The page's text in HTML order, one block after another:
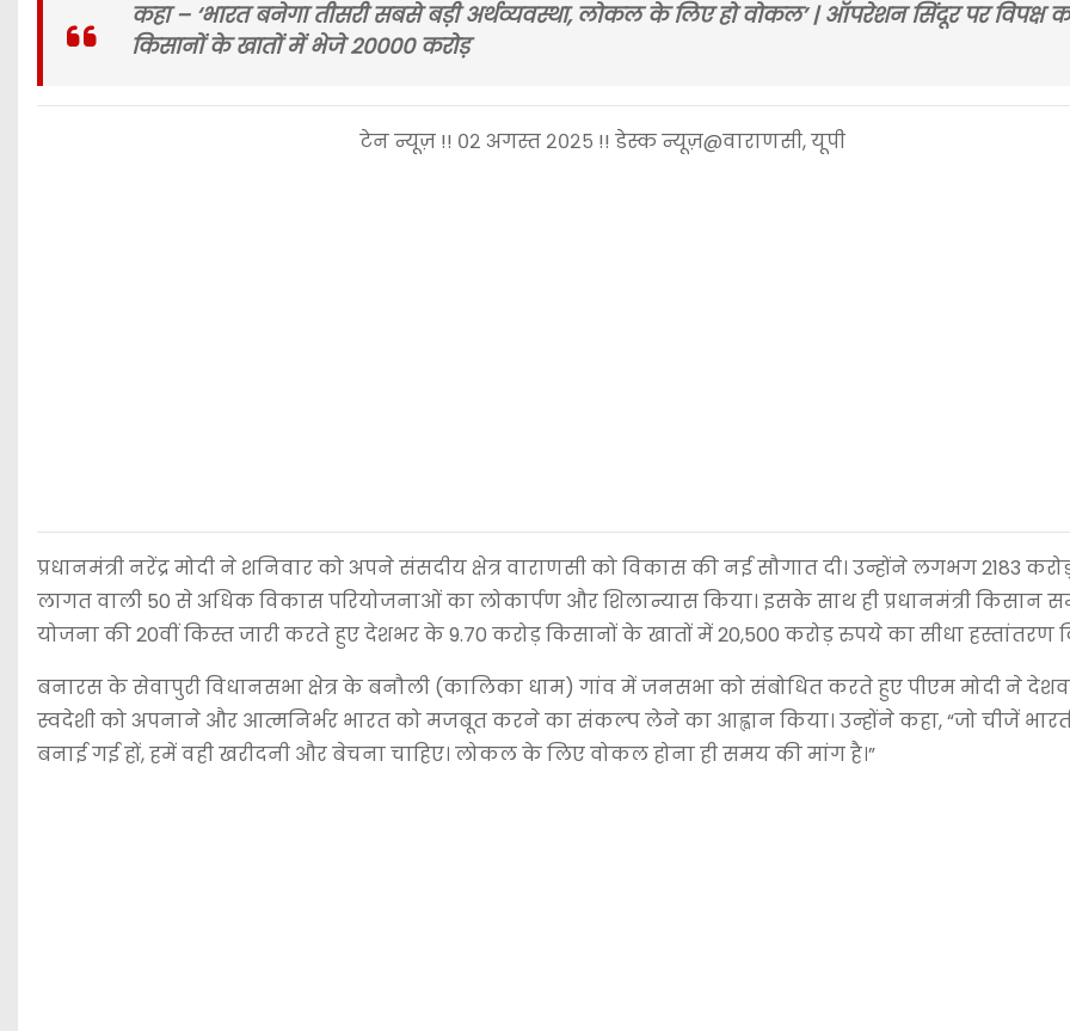
कहा – ‘भारत बनेगा तीसरी सबसे बड़ी अर्थव्यवस्था, लोकल के लिए हो वोकल’ | ऑपरेशन सिंदूर पर विपक्ष
किसानों के खातों में भेजे 20000 करोड़
टेन न्यूज़ !! ०२ अगस्त २०२५ !! डेस्क न्यूज़@वाराणसी, यूपी
प्रधानमंत्री नरेंद्र मोदी ने शनिवार को अपने संसदीय क्षेत्र वाराणसी को विकास की नई सौगात दी। उन्होंने लगभग 2183
लागत वाली 50 से अधिक विकास परियोजनाओं का लोकार्पण और शिलान्यास किया। इसके साथ ही प्रधानमंत्री किसान
योजना की 20वीं किस्त जारी करते हुए देशभर के 9.70 करोड़ किसानों के खातों में 20,500 करोड़ रुपये का सीधा हस्तांतरण
बनारस के सेवापुरी विधानसभा क्षेत्र के बनौली (कालिका धाम) गांव में जनसभा को संबोधित करते हुए पीएम मोदी ने
स्वदेशी को अपनाने और आत्मनिर्भर भारत को मजबूत करने का संकल्प लेने का आह्वान किया। उन्होंने कहा, “जो चीजें
बनाई गई हों, हमें वही खरीदनी और बेचना चाहिए। लोकल के लिए वोकल होना ही समय की मांग है।”